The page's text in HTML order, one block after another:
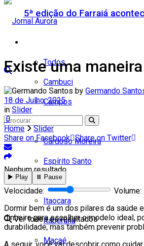
5ª edição do Farraiá
Todos
Cambuci
Campos
Cardoso Moreira
Espírito Santo
Italva
Itaocara
Itaperuna
Macaé
Nenhum resultado
Ver todos os resultados
Existe uma
by Germando
18 de Julho, 2025
in Slider
0
Home
Slider
Share on Facebook Share on Twitter
▶️ Play ⏸️ Pause
Velocidade:
Volume:
Dormir bem é um dos pilares da saúde
dinheiro para escolher o modelo ideal,
durabilidade, mas também prevenir